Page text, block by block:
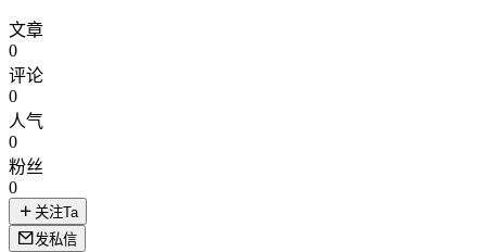
文章
0
评论
0
人气
0
粉丝
0
关注Ta
发私信